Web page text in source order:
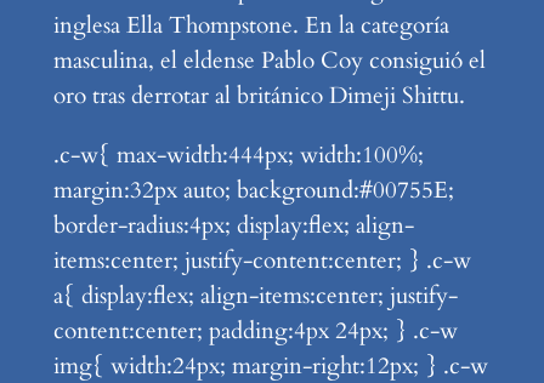
inglesa Ella Thompstone. En la categoría
masculina, el eldense Pablo Coy consiguió el
oro tras derrotar al británico Dimeji Shittu.
.c-w{ max-width:444px; width:100%;
margin:32px auto; background:#00755E;
border-radius:4px; display:flex; align-
items:center; justify-content:center; } .c-w
a{ display:flex; align-items:center; justify-
content:center; padding:4px 24px; } .c-w
img{ width:24px; margin-right:12px; } .c-w